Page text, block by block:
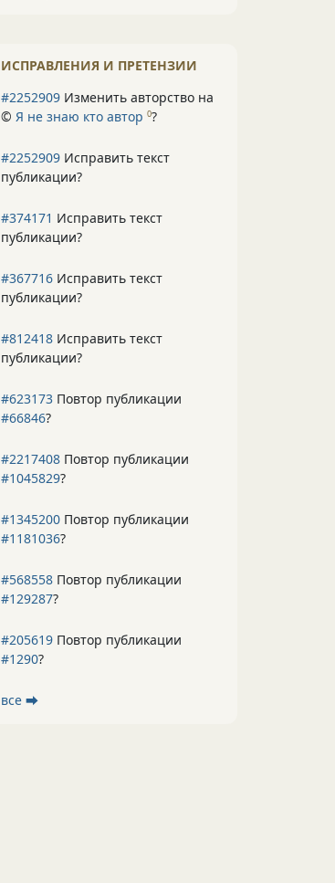
ИСПРАВЛЕНИЯ И ПРЕТЕНЗИИ
#2252909 Изменить авторство на
© Я не знаю кто автор 0?
#2252909 Исправить текст
публикации?
#374171 Исправить текст
публикации?
#367716 Исправить текст
публикации?
#812418 Исправить текст
публикации?
#623173 Повтор публикации
#66846?
#2217408 Повтор публикации
#1045829?
#1345200 Повтор публикации
#1181036?
#568558 Повтор публикации
#129287?
#205619 Повтор публикации
#1290?
все ⮕